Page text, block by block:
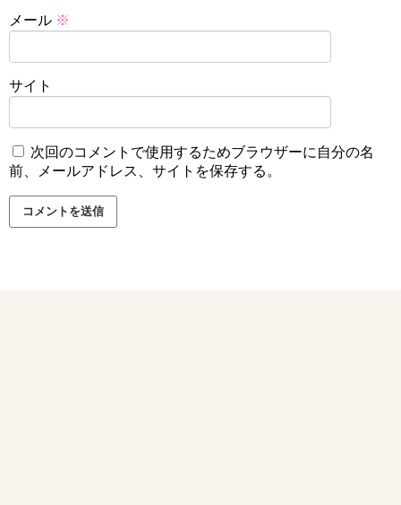
メール ※
サイト
次回のコメントで使用するためブラウザーに自分の名
前、メールアドレス、サイトを保存する。